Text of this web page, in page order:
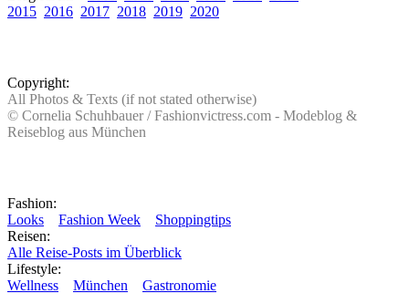
2015 2016 2017 2018 2019 2020
Copyright:
All Photos & Texts (if not stated otherwise)
© Cornelia Schuhbauer / Fashionvictress.com - Modeblog &
Reiseblog aus München
Fashion:
Looks
Fashion Week
Shoppingtips
Reisen:
Alle Reise-Posts im Überblick
Lifestyle:
Wellness
München Gastronomie